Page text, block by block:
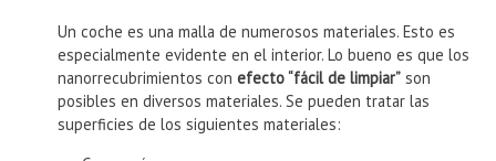
Un coche es una malla de numerosos materiales. Esto es
especialmente evidente en el interior. Lo bueno es que los
nanorrecubrimientos con efecto “fácil de limpiar”son
posibles en diversos materiales. Se pueden tratar las
superficies de los siguientes materiales: